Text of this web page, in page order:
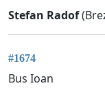
Stefan Radof
#1674
Bus Ioan